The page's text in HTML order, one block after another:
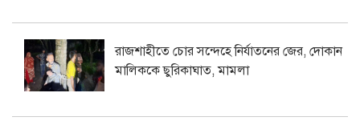
রাজশাহীতে চোর সন্দেহে নির্যাতনের জের, দোকান
মালিককে ছুরিকাঘাত, মামলা